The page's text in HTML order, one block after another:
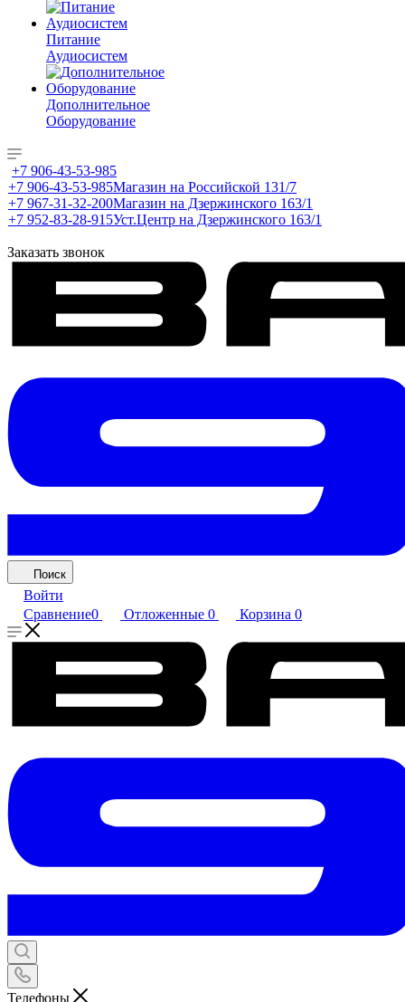
Питание
Аудиосистем
Дополнительное
Оборудование
+7 906-43-53-985
+7 906-43-53-985Магазин на Российской 131/7
+7 967-31-32-200Магазин на Дзержинского 163/1
+7 952-83-28-915Уст.Центр на Дзержинского 163/1
Заказать звонок
Поиск
Войти
Сравнение0 Отложенные 0 Корзина 0
Телефоны